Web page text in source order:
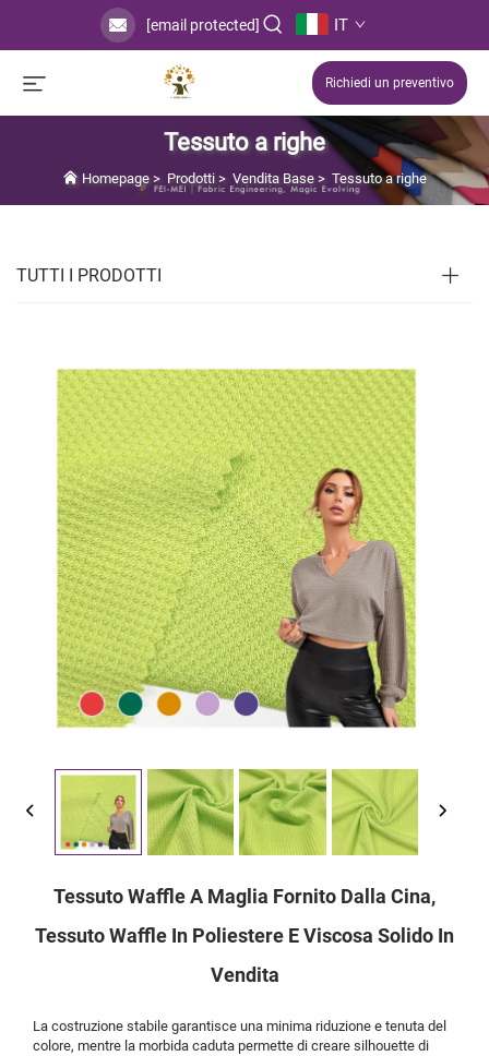
[email protected] IT
Richiedi un preventivo
Tessuto a righe
Homepage > Prodotti > Vendita Base > Tessuto a righe
TUTTI I PRODOTTI
Tessuto Waffle A Maglia Fornito Dalla Cina,
Tessuto Waffle In Poliestere E Viscosa Solido In
Vendita
La costruzione stabile garantisce una minima riduzione e tenuta del
colore, mentre la morbida caduta permette di creare silhouette di